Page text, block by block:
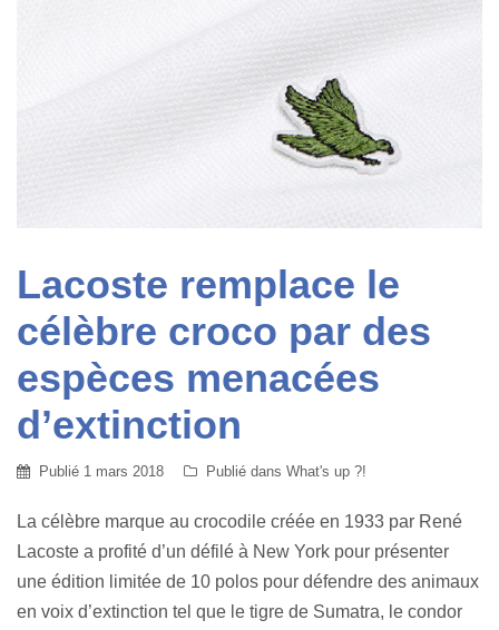
Lacoste remplace le
célèbre croco par des
espèces menacées
d’extinction
Publié 1 mars 2018 Publié dans What's up ?!
La célèbre marque au crocodile créée en 1933 par René
Lacoste a profité d’un défilé à New York pour présenter
une édition limitée de 10 polos pour défendre des animaux
en voix d’extinction tel que le tigre de Sumatra, le condor